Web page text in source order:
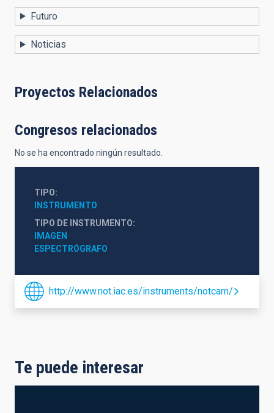
Futuro
Noticias
Proyectos Relacionados
Congresos relacionados
No se ha encontrado ningún resultado.
TIPO
INSTRUMENTO
TIPO DE INSTRUMENTO
IMAGEN
ESPECTRÓGRAFO
http://www.not.iac.es/instruments/notcam/
Te puede interesar